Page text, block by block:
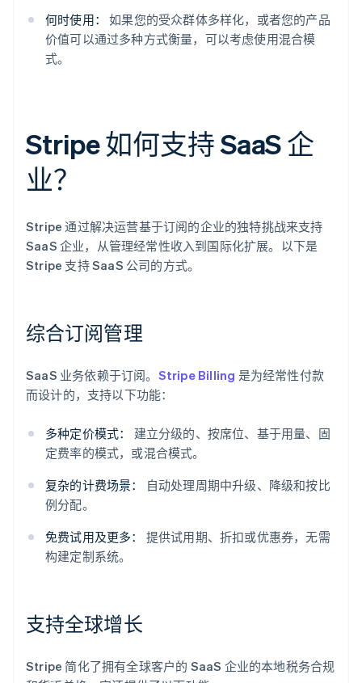
何时使用：
如果您的受众群体多样化，或者您的产品
价值可以通过多种方式衡量，可以考虑使用混合模
式。
Stripe 如何支持 SaaS 企
业？
Stripe 通过解决运营基于订阅的企业的独特挑战来支持
SaaS 企业，从管理经常性收入到国际化扩展。以下是
Stripe 支持 SaaS 公司的方式。
综合订阅管理
SaaS 业务依赖于订阅。 Stripe Billing 是为经常性付款
而设计的，支持以下功能：
多种定价模式：
建立分级的、按席位、基于用量、固
定费率的模式，或混合模式。
复杂的计费场景：
自动处理周期中升级、降级和按比
例分配。
免费试用及更多：
提供试用期、折扣或优惠券，无需
构建定制系统。
支持全球增长
Stripe 简化了拥有全球客户的 SaaS 企业的本地税务合规